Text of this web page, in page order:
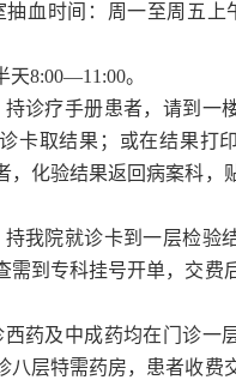
抽血时间：周一至周五上
8:00—11:00。
诊疗手册患者，请到一
卡取结果；或在结果打
，化验结果返回病案科，
我院就诊卡到一层检验
需到专科挂号开单，交费
药及中成药均在门诊一
八层特需药房，患者收费